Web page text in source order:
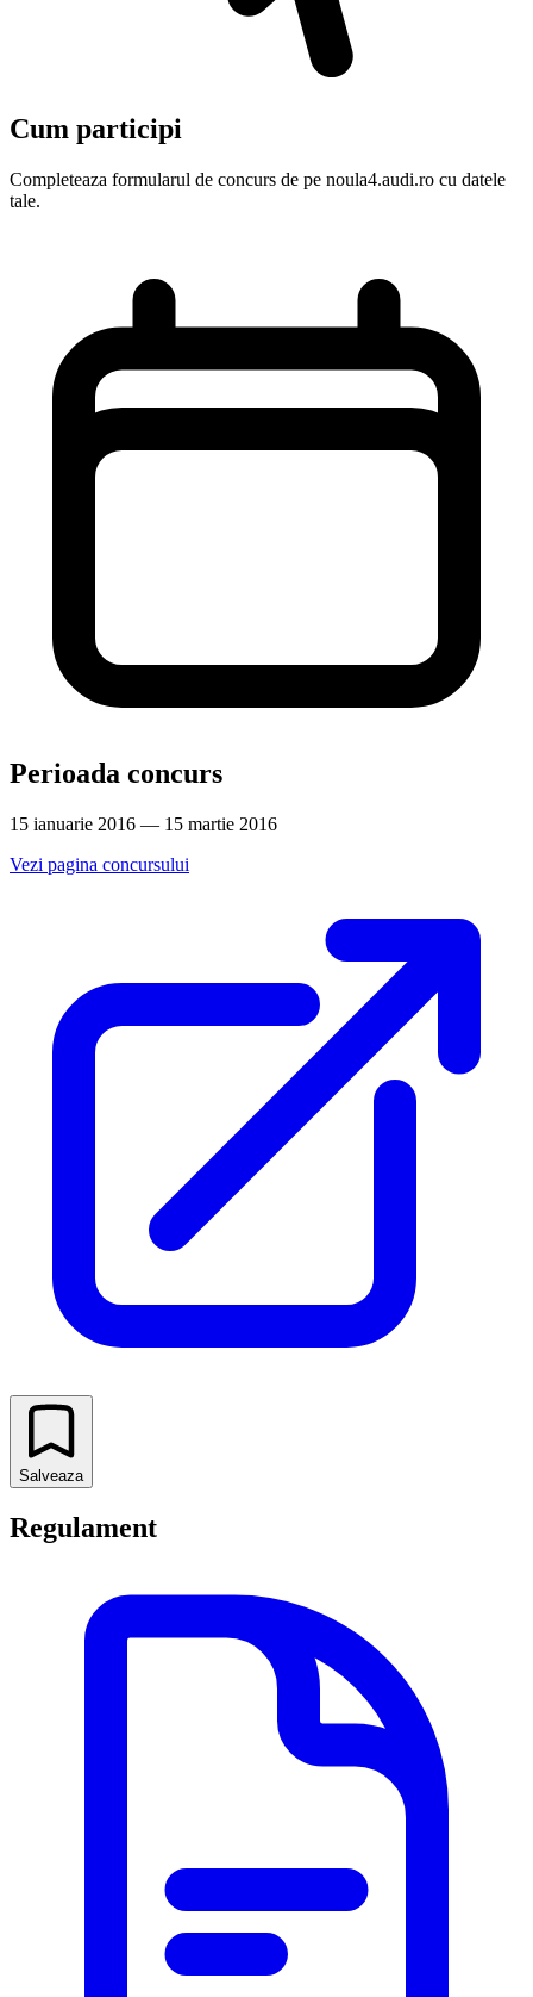
Cum participi
Completeaza formularul de concurs de pe noula4.audi.ro cu datele
tale.
Perioada concurs
15 ianuarie 2016 — 15 martie 2016
Vezi pagina concursului
Salveaza
Regulament